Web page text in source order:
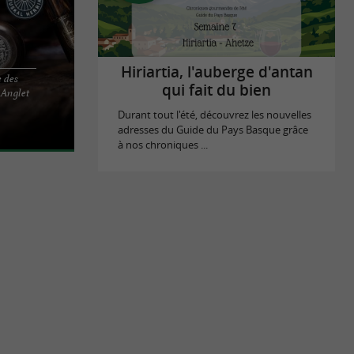
Pays
de la
Hiriartia, l'auberge d'antan
qui fait du bien
Durant tout l'été, découvrez les nouvelles
adresses du Guide du Pays Basque grâce
à nos chroniques ...